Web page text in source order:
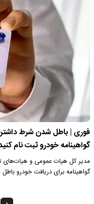
فوری | باطل شدن شرط داشتن
گواهینامه خودرو ثبت نام
مدیر کل هیات عمومی و
گواهینامه برای دریافت خودرو